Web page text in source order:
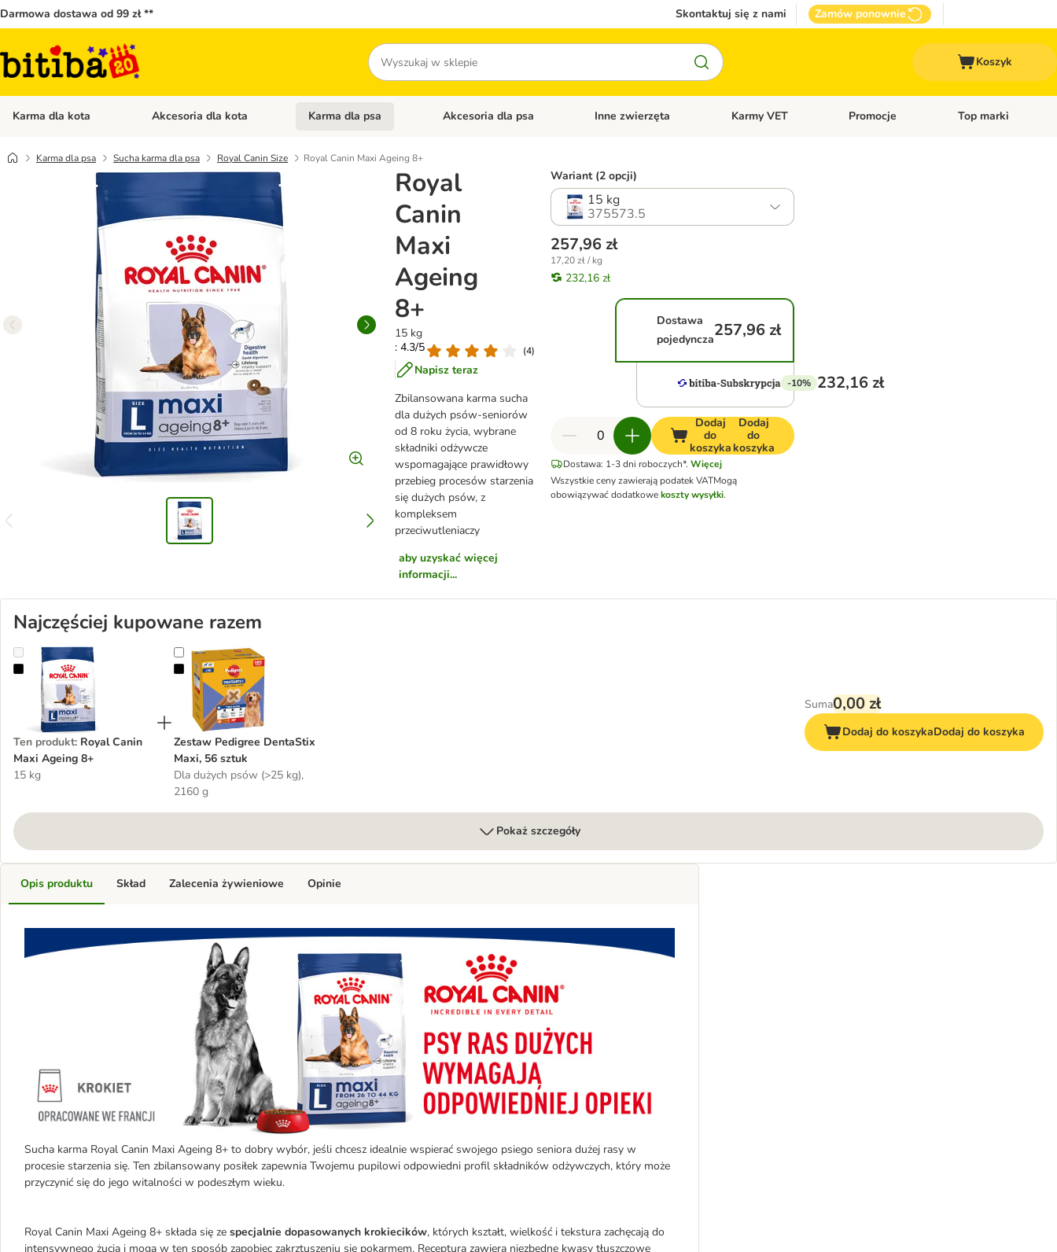
Darmowa dostawa od 99 zł ** Skontaktuj się z nami Zamów ponownie
Szukaj
Koszyk
Karma dla kota Otwórz menu kategorii: Karma dla kota
Akcesoria dla kota Otwórz menu kategorii: Akcesoria dla kota
Karma dla psa Otwórz menu kategorii: Karma dla psa
Akcesoria dla psa Otwórz menu kategorii: Akcesoria dla psa
Inne zwierzęta Otwórz menu kategorii: Inne zwierzęta
Karmy VET Otwórz menu kategorii: Karmy VET
Promocje Otwórz menu
Top marki
Karma dla psa Sucha karma dla psa Royal Canin Size Royal Canin Maxi Ageing 8+
Royal
Canin
Maxi
Ageing
8+
15 kg
: 4.3/5
(4)
Napisz teraz
Zbilansowana karma sucha
dla dużych psów-seniorów
od 8 roku życia, wybrane
składniki odżywcze
wspomagające prawidłowy
przebieg procesów starzenia
się dużych psów, z
kompleksem
przeciwutleniaczy
aby uzyskać więcej
informacji...
Wariant (2 opcji)
15 kg
375573.5
257,96 zł
17,20 zł / kg
232,16 zł
Dostawa
pojedyncza257,96 zł
-10% 232,16 zł
Dodaj
do
koszyka
Dodaj
do
koszyka
Dostawa: 1-3 dni roboczych*. Więcej
Wszystkie ceny zawierają podatek VATMogą
obowiązywać dodatkowekoszty wysyłki.
Najczęściej kupowane razem
Royal Canin Maxi Ageing 8+
Ten produkt: Royal Canin
Maxi Ageing 8+
15 kg
Zestaw Pedigree DentaStix Maxi, 56 sztuk
Zestaw Pedigree DentaStix
Maxi, 56 sztuk
Dla dużych psów (>25 kg),
2160 g
Suma0,00 zł
Dodaj do koszykaDodaj do koszyka
Pokaż szczegóły
Opis produktu
Sucha karma Royal Canin Maxi Ageing 8+ to dobry wybór, jeśli chcesz idealnie wspierać swojego psiego seniora dużej rasy w
procesie starzenia się. Ten zbilansowany posiłek zapewnia Twojemu pupilowi odpowiedni profil składników odżywczych, który może
przyczynić się do jego witalności w podeszłym wieku.
Royal Canin Maxi Ageing 8+ składa się ze specjalnie dopasowanych krokiecików, których kształt, wielkość i tekstura zachęcają do
intensywnego żucia i mogą w ten sposób zapobiec zakrztuszeniu się pokarmem. Receptura zawiera niezbędne kwasy tłuszczowe
Skład Zalecenia żywieniowe Opinie